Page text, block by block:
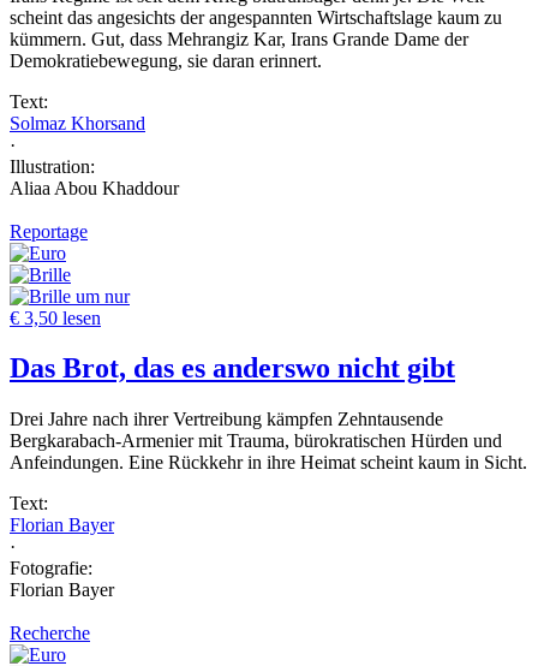
scheint das angesichts der angespannten Wirtschaftslage kaum zu
kümmern. Gut, dass Mehrangiz Kar, Irans Grande Dame der
Demokratiebewegung, sie daran erinnert.
Text:
Solmaz Khorsand
·
Illustration:
Aliaa Abou Khaddour
Reportage
um nur
€ 3,50 lesen
Das Brot, das es anderswo nicht gibt
Drei Jahre nach ihrer Vertreibung kämpfen Zehntausende
Bergkarabach-Armenier mit Trauma, bürokratischen Hürden und
Anfeindungen. Eine Rückkehr in ihre Heimat scheint kaum in Sicht.
Text:
Florian Bayer
·
Fotografie:
Florian Bayer
Recherche